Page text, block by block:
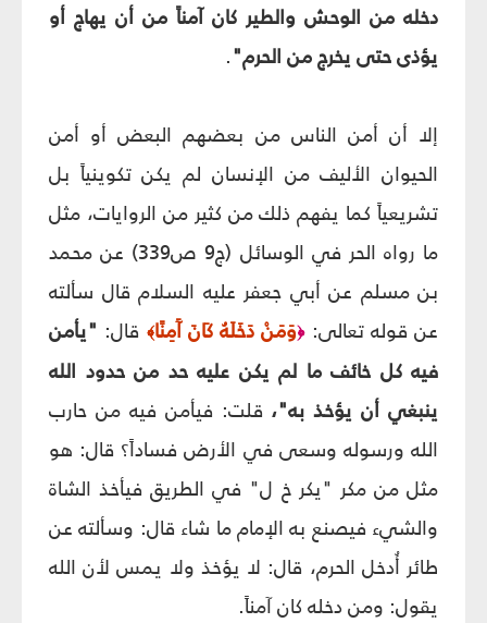
دخله من الوحش والطير كان آمناً من أن يهاج أو
يؤذى حتى يخرج من الحرم".
إلا أن أمن الناس من بعضهم البعض أو أمن
الحيوان الأليف من الإنسان لم يكن تكوينياً بل
تشريعياً كما يفهم ذلك من كثير من الروايات، مثل
ما رواه الحر في الوسائل (ج‏9 ص‏339) عن محمد
بن مسلم عن أبي جعفر عليه السلام قال سألته
عن قوله تعالى: ﴿وَمَنْ دَخَلَهُ كَانَ آَمِنًا﴾ قال: "يأمن
فيه كل خائف ما لم يكن عليه حد من حدود الله
ينبغي أن يؤخذ به"، قلت: فيأمن فيه من حارب
الله ورسوله وسعى في الأرض فساداً؟ قال: هو
مثل من مكر "يكر خ ل" في الطريق فيأخذ الشاة
والشي‏ء فيصنع به الإمام ما شاء قال: وسألته عن
طائر أُدخل الحرم، قال: لا يؤخذ ولا يمس لأن الله
يقول: ومن دخله كان آمناً.